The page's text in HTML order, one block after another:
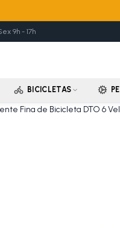
9h - 17h
BICICLETAS
Fina de Bicicleta DTO 6